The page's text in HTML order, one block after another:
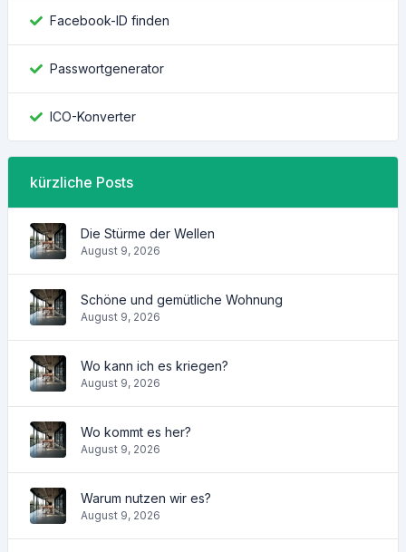
Facebook-ID finden
Passwortgenerator
ICO-Konverter
kürzliche Posts
Die Stürme der Wellen
August 9, 2026
Schöne und gemütliche Wohnung
August 9, 2026
Wo kann ich es kriegen?
August 9, 2026
Wo kommt es her?
August 9, 2026
Warum nutzen wir es?
August 9, 2026